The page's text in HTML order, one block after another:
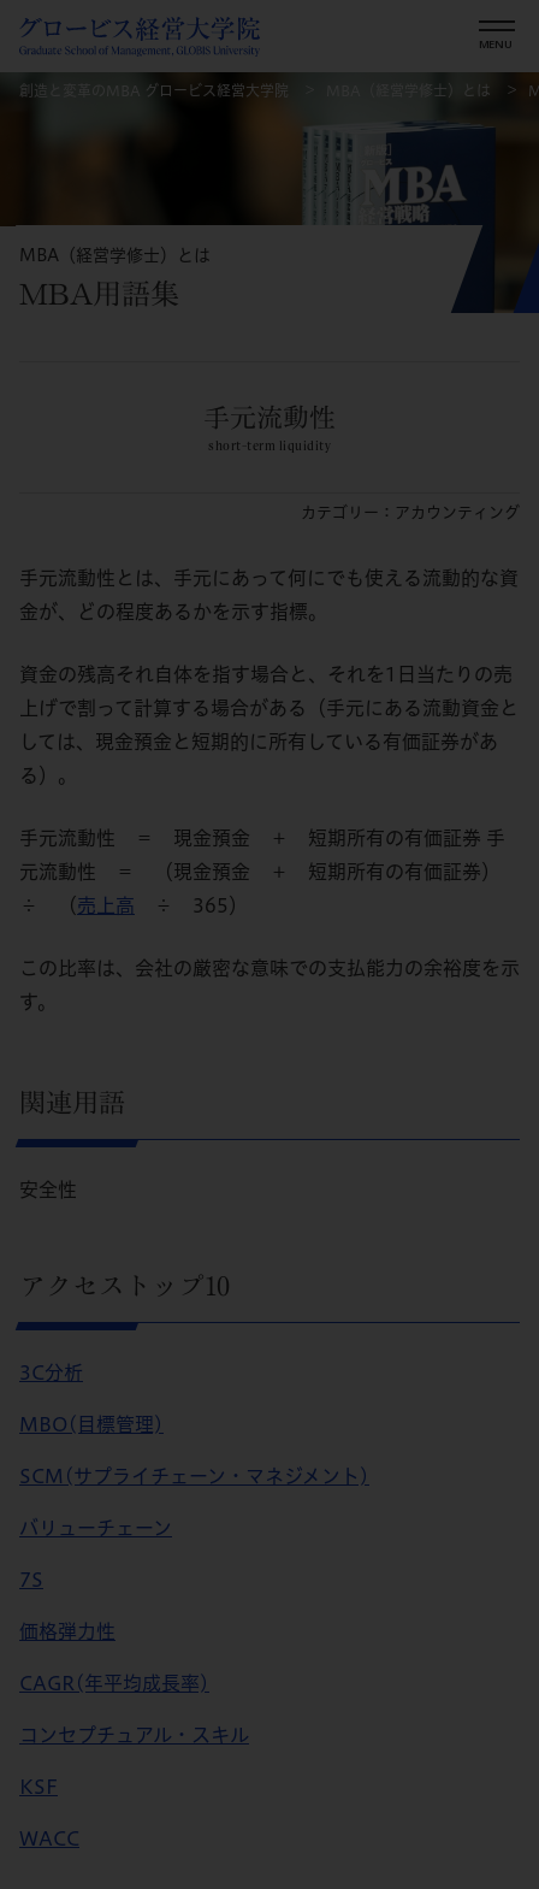
創造と変革のMBA グロービス経営大学院 MBA（経営学修士）とは
MBA（経営学修士）とは
MBA用語集
カテゴリー：アカウンティング
手元流動性
short-term liquidity
手元流動性とは、手元にあって何にでも使える流動的な資
金が、どの程度あるかを示す指標。
資金の残高それ自体を指す場合と、それを1日当たりの売
上げで割って計算する場合がある（手元にある流動資金と
しては、現金預金と短期的に所有している有価証券があ
る）。
手元流動性 ＝ 現金預金 ＋ 短期所有の有価証券 手
元流動性 ＝ （現金預金 ＋ 短期所有の有価証券）
÷ （売上高 ÷ 365）
この比率は、会社の厳密な意味での支払能力の余裕度を示
す。
関連用語
安全性
アクセストップ10
3C分析
MBO(目標管理)
SCM(サプライチェーン・マネジメント)
バリューチェーン
7S
価格弾力性
CAGR(年平均成長率)
コンセプチュアル・スキル
KSF
WACC